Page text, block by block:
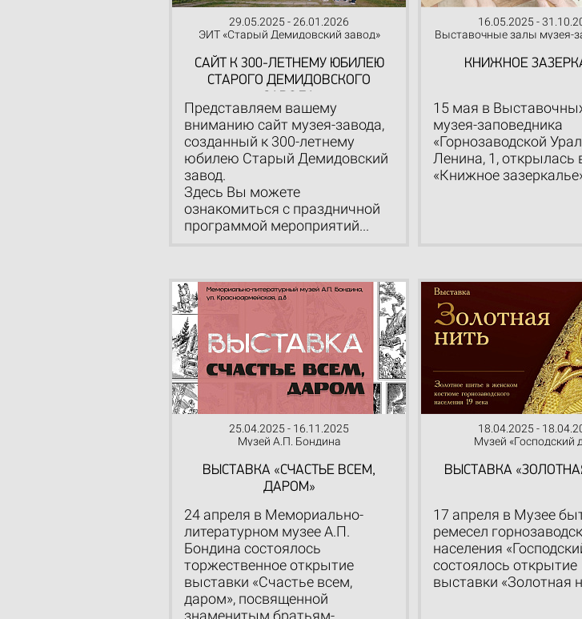
29.05.2025 - 26.01.2026
ЭИТ «Старый Демидовский завод»
САЙТ К 300-ЛЕТНЕМУ ЮБИЛЕЮ
СТАРОГО ДЕМИДОВСКОГО
Представляем вашему
вниманию сайт музея-завода,
созданный к 300-летнему
юбилею Старый Демидовский
завод.
Здесь Вы можете
ознакомиться с праздничной
программой мероприятий...
16.05.2025 -
Выставочные залы музея-
КНИЖНОЕ
15 мая в
музея-заповедника
«Горнозаводской
Ленина, 1, открылась
«Книжное
25.04.2025 - 16.11.2025
Музей А.П. Бондина
ВЫСТАВКА «СЧАСТЬЕ ВСЕМ,
ДАРОМ»
24 апреля в Мемориально-
литературном музее А.П.
Бондина состоялось
торжественное открытие
выставки «Счастье всем,
даром», посвященной
знаменитым братьям-
18.04.2025 -
Музей «Господский
ВЫСТАВКА
17 апреля в Музее
ремесел
населения
состоялось открытие
выставки «Золотная